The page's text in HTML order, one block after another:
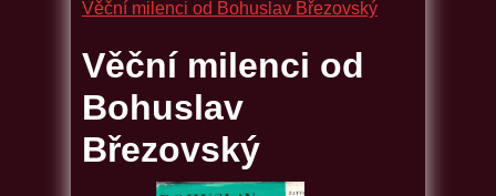
Věční milenci od Bohuslav Březovský
Věční milenci od
Bohuslav
Březovský